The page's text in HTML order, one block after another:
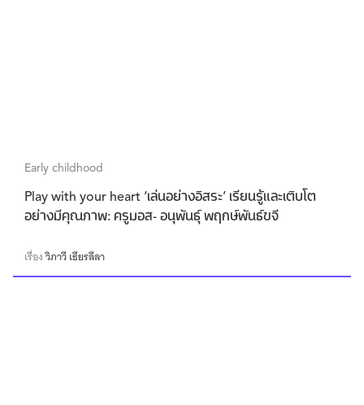
Early childhood
Play with your heart ‘เล่นอย่างอิสระ’ เรียนรู้และเติบโต
อย่างมีคุณภาพ: ครูมอส- อนุพันธุ์ พฤกษ์พันธ์ขจี
เรื่องวิภาวี เธียรลีลา